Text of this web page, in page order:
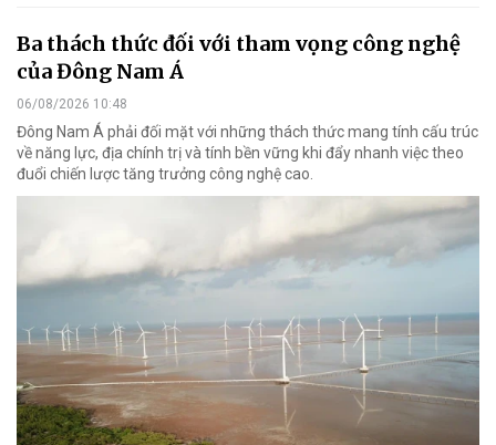
Ba thách thức đối với tham vọng công nghệ
của Đông Nam Á
06/08/2026 10:48
Đông Nam Á phải đối mặt với những thách thức mang tính cấu trúc
về năng lực, địa chính trị và tính bền vững khi đẩy nhanh việc theo
đuổi chiến lược tăng trưởng công nghệ cao.